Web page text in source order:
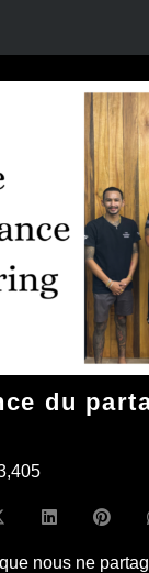
du
que nous ne